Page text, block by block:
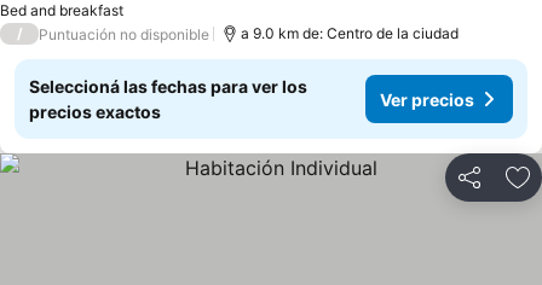
Bed and breakfast
/ Puntuación no disponible a 9.0 km de: Centro de la ciudad
Seleccioná las fechas para ver los
precios exactos
Ver precios
Compartir